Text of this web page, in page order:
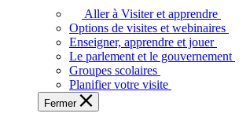
voir,
apprendre
et
Aller à Visiter et apprendre
Options de visites et webinaires
Enseigner, apprendre et jouer
Le parlement et le gouvernement
Groupes scolaires
Planifier votre visite
Fermer